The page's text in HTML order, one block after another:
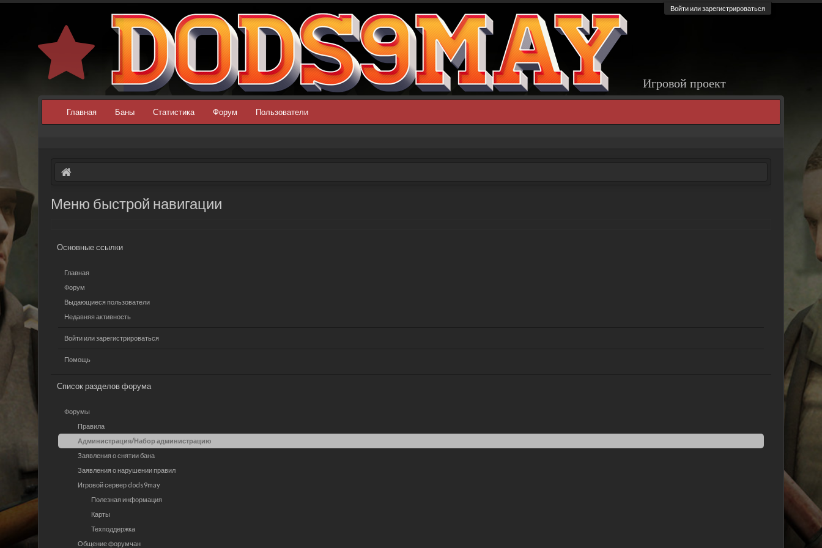
Войти или зарегистрироваться
Меню быстрой навигации
Основные ссылки
Главная
Форум
Выдающиеся пользователи
Недавняя активность
Войти или зарегистрироваться
Помощь
Список разделов форума
Форумы
Правила
Администрация/Набор администрацию
Заявления о снятии бана
Заявления о нарушении правил
Игровой сервер dods9may
Полезная информация
Карты
Техподдержка
Общение форумчан
Игровой проект
Главная Баны Статистика Форум Пользователи